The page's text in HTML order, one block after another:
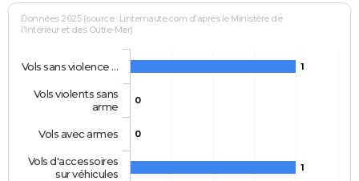
Données 2025 (source : Linternaute.com d'après le Ministère de
l'Intérieur et des Outre-Mer)
1
0
0
1
Vols sans violence …
Vols violents sans
arme
Vols avec armes
Vols d'accessoires
sur véhicules